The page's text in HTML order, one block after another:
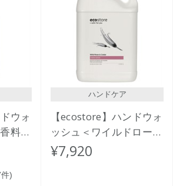
ウォ
料＞
ハンドケア
【ecostore】ハンドウォ
ッシュ＜ワイルドローズ
＆シダー＞5L
¥7,920